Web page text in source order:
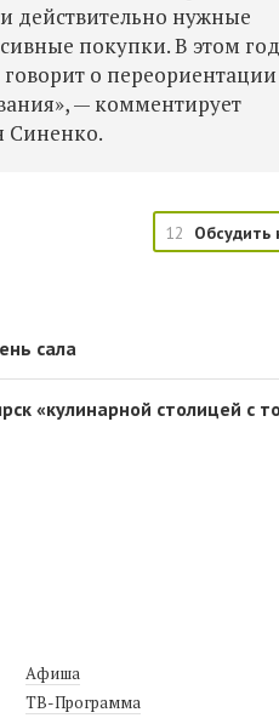
действительно нужные
покупки. В этом
о переориентации
— комментирует
Синенко.
12 Обсудить
сала
«кулинарной столицей с
Афиша
ТВ-Программа